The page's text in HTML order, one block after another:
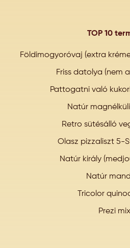
TOP 10
Földimogyoróvaj (extra
Friss datolya (nem
Pattogatni való
Natúr
Retro sütésálló
Olasz pizzaliszt 5-
Natúr király
Natúr
Tricolor
Prezi mix